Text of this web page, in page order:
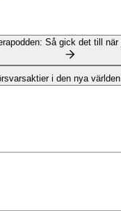
i den nya världen